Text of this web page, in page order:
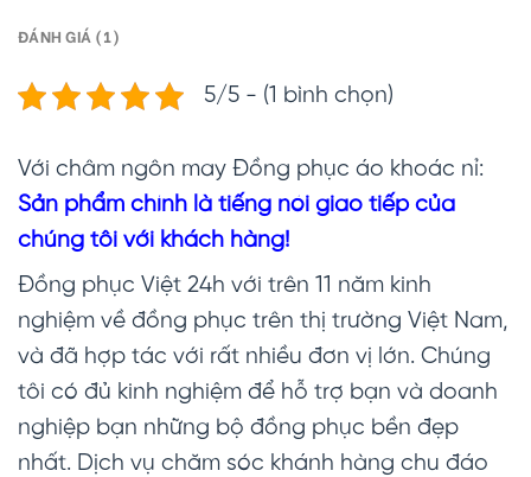
ĐÁNH GIÁ (1)
5/5 - (1 bình chọn)
Với châm ngôn may Đồng phục áo khoác nỉ:
Sản phẩm chính là tiếng nói giao tiếp của
chúng tôi với khách hàng!
Đồng phục Việt 24h với trên 11 năm kinh
nghiệm về đồng phục trên thị trường Việt Nam,
và đã hợp tác với rất nhiều đơn vị lớn. Chúng
tôi có đủ kinh nghiệm để hỗ trợ bạn và doanh
nghiệp bạn những bộ đồng phục bền đẹp
nhất. Dịch vụ chăm sóc khánh hàng chu đáo